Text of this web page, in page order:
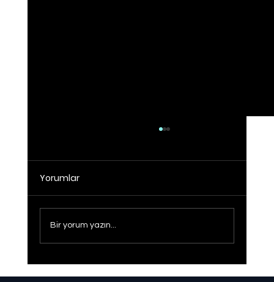
Yorumlar
Bir yorum yazın...